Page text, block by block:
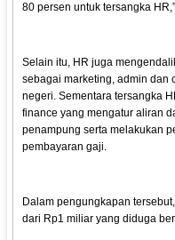
80 persen untuk tersangka
Selain itu, HR juga
sebagai marketing, admin dan
negeri. Sementara tersangka
finance yang mengatur aliran
penampung serta melakukan
pembayaran gaji.
Dalam pengungkapan
dari Rp1 miliar yang diduga